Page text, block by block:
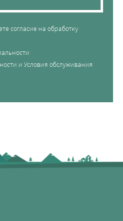
согласие на обработку
и Условия обслуживания